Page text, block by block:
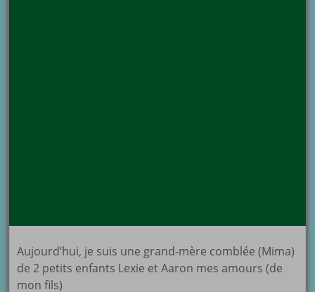
Aujourd’hui, je suis une grand-mère comblée (Mima)
de 2 petits enfants Lexie et Aaron mes amours (de
mon fils)